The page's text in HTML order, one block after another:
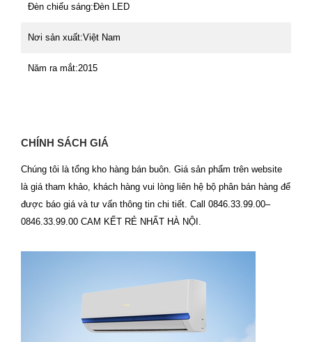
Đèn chiếu sáng:Đèn LED
Nơi sản xuất:Việt Nam
Năm ra mắt:2015
CHÍNH SÁCH GIÁ
Chúng tôi là tổng kho hàng bán buôn. Giá sản phẩm trên website
là giá tham khảo, khách hàng vui lòng liên hệ bộ phân bán hàng để
được báo giá và tư vấn thông tin chi tiết. Call 0846.33.99.00–
0846.33.99.00 CAM KẾT RẺ NHẤT HÀ NỘI.